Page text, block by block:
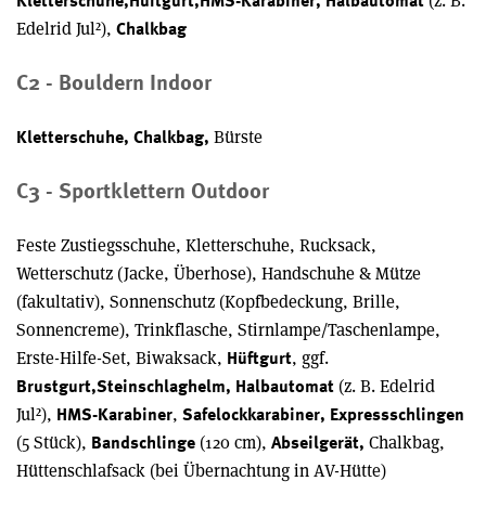
Edelrid Jul²), Chalkbag
C2 - Bouldern Indoor
Kletterschuhe, Chalkbag, Bürste
C3 - Sportklettern Outdoor
Feste Zustiegsschuhe, Kletterschuhe, Rucksack,
Wetterschutz (Jacke, Überhose), Handschuhe & Mütze
(fakultativ), Sonnenschutz (Kopfbedeckung, Brille,
Sonnencreme), Trinkflasche, Stirnlampe/Taschenlampe,
Erste-Hilfe-Set, Biwaksack, Hüftgurt, ggf.
Brustgurt,Steinschlaghelm, Halbautomat (z. B. Edelrid
Jul²), HMS-Karabiner, Safelockkarabiner, Expressschlingen
(5 Stück), Bandschlinge (120 cm), Abseilgerät, Chalkbag,
Hüttenschlafsack (bei Übernachtung in AV-Hütte)